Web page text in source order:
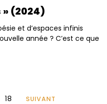
» (2024)
et d’espaces infinis
année ? C’est ce que
18 SUIVANT